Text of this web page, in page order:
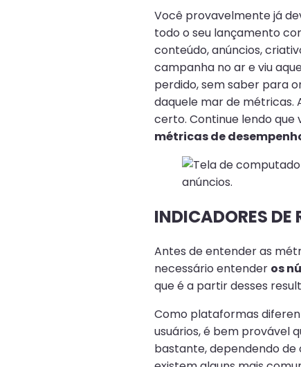
Você provavelmente já
todo o seu lançamento
conteúdo, anúncios,
campanha no ar e viu
perdido, sem saber para
daquele mar de métricas.
certo. Continue lendo que
métricas de
INDICADORES DE
Antes de entender as
necessário entender os
que é a partir desses
Como plataformas
usuários, é bem provável
bastante, dependendo de